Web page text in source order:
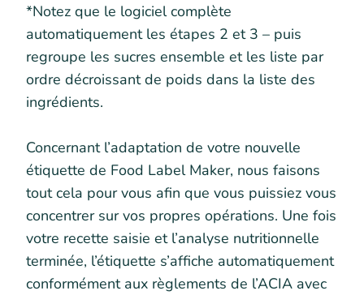
*Notez que le logiciel complète
automatiquement les étapes 2 et 3 – puis
regroupe les sucres ensemble et les liste par
ordre décroissant de poids dans la liste des
ingrédients.
Concernant l’adaptation de votre nouvelle
étiquette de Food Label Maker, nous faisons
tout cela pour vous afin que vous puissiez vous
concentrer sur vos propres opérations. Une fois
votre recette saisie et l’analyse nutritionnelle
terminée, l’étiquette s’affiche automatiquement
conformément aux règlements de l’ACIA avec